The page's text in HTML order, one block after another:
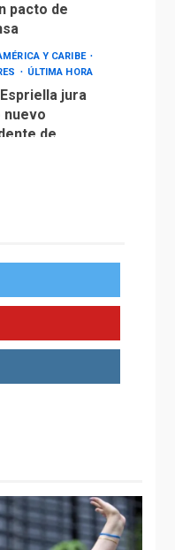
pacto de
Y CARIBE
ÚLTIMA HORA
jura
nuevo
de
3
ÚLTIMA HORA
y sin
de
en 756,71
TITULARES